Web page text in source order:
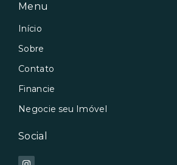
Menu
Início
Sobre
Contato
Financie
Negocie seu Imóvel
Social